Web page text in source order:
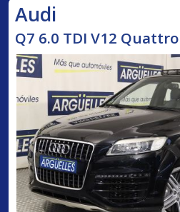
Audi
Q7 6.0 TDI V12